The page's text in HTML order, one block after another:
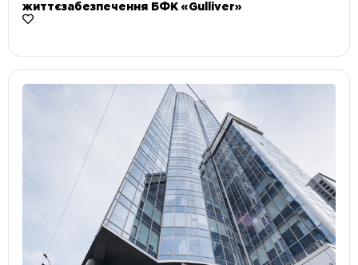
життєзабезпечення БФК «Gulliver»